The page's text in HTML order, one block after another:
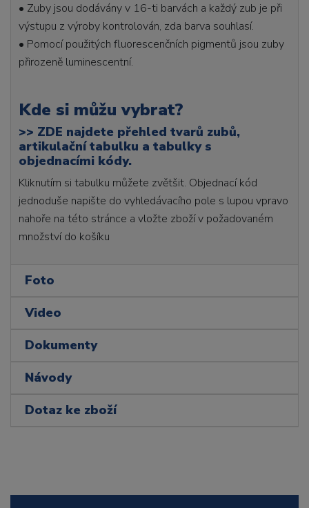
• Zuby jsou dodávány v 16-ti barvách a každý zub je při
výstupu z výroby kontrolován, zda barva souhlasí.
• Pomocí použitých fluorescenčních pigmentů jsou zuby
přirozeně luminescentní.
Kde si můžu vybrat?
>> ZDE najdete přehled tvarů zubů,
artikulační tabulku a tabulky s
objednacími kódy.
Kliknutím si tabulku můžete zvětšit. Objednací kód
jednoduše napište do vyhledávacího pole s lupou vpravo
nahoře na této stránce a vložte zboží v požadovaném
množství do košíku
Foto
Video
Dokumenty
Návody
Dotaz ke zboží